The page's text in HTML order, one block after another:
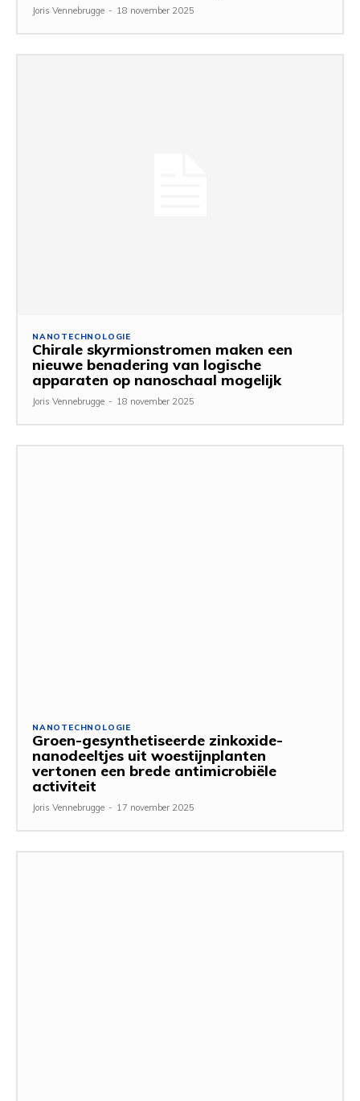
Joris Vennebrugge - 18 november 2025
NANOTECHNOLOGIE
Chirale skyrmionstromen maken een
nieuwe benadering van logische
apparaten op nanoschaal mogelijk
Joris Vennebrugge - 18 november 2025
NANOTECHNOLOGIE
Groen-gesynthetiseerde zinkoxide-
nanodeeltjes uit woestijnplanten
vertonen een brede antimicrobiële
activiteit
Joris Vennebrugge - 17 november 2025